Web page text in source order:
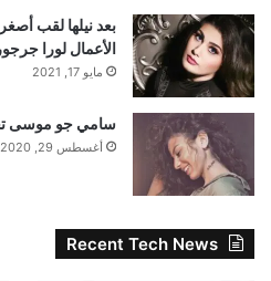
بعد نيلها لقب
الأعمال لورا
مايو 17, 2021
سامي جو موسى
أغسطس 29, 2020
Recent Tech News